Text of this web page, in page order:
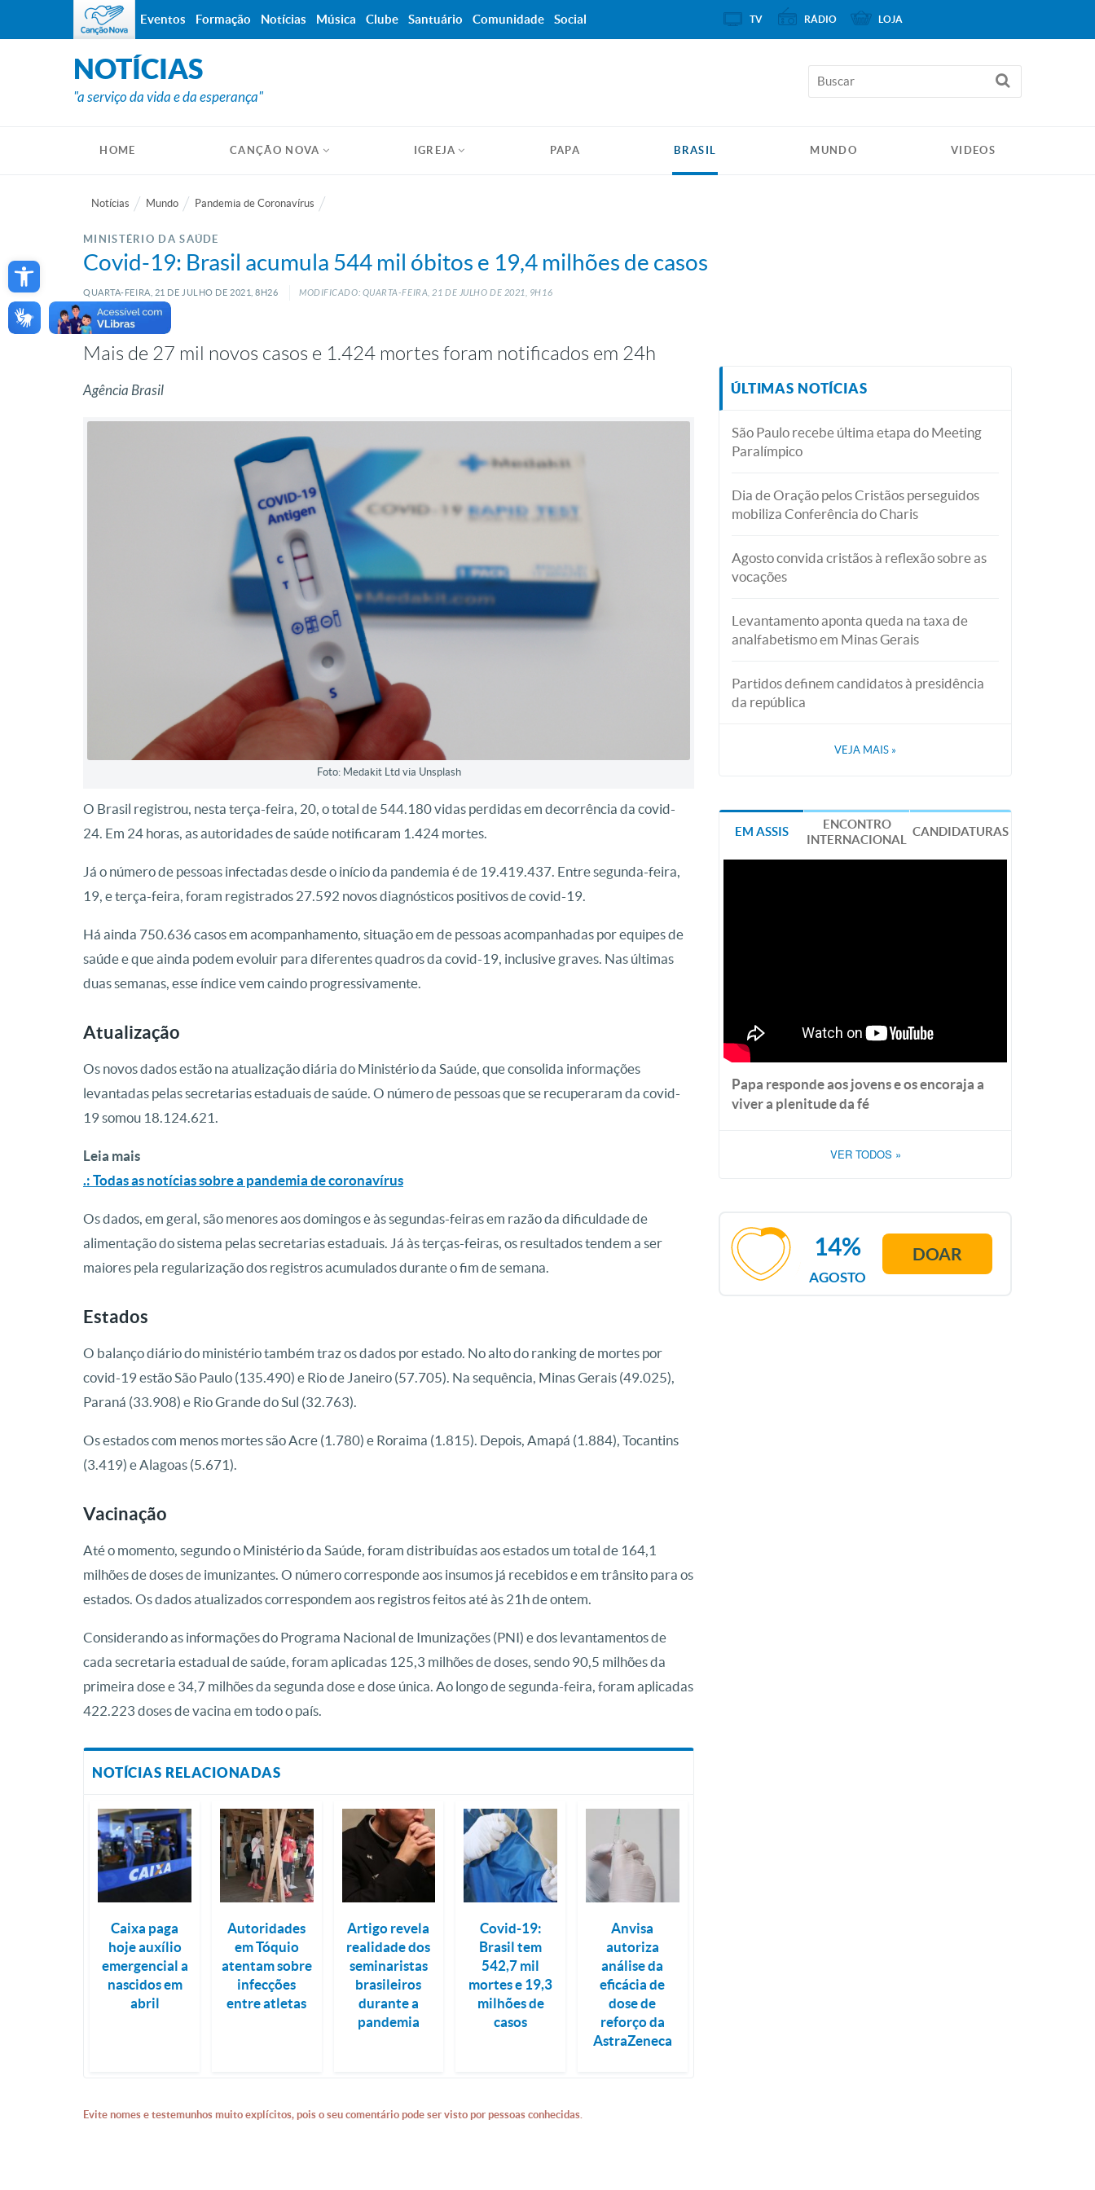
Open toolbar
NOTÍCIAS
"a serviço da vida e da esperança"
HOME CANÇÃO NOVA IGREJA PAPA BRASIL MUNDO VIDEOS
Notícias Mundo Pandemia de Coronavírus
MINISTÉRIO DA SAÚDE
Covid-19: Brasil acumula 544 mil óbitos e 19,4 milhões de casos
QUARTA-FEIRA, 21 DE JULHO DE 2021, 8H26 MODIFICADO: QUARTA-FEIRA, 21 DE JULHO DE 2021, 9H16
Mais de 27 mil novos casos e 1.424 mortes foram notificados em 24h
Agência Brasil
Foto: Medakit Ltd via Unsplash
O Brasil registrou, nesta terça-feira, 20, o total de 544.180 vidas perdidas em decorrência da covid-
24. Em 24 horas, as autoridades de saúde notificaram 1.424 mortes.
Já o número de pessoas infectadas desde o início da pandemia é de 19.419.437. Entre segunda-feira,
19, e terça-feira, foram registrados 27.592 novos diagnósticos positivos de covid-19.
Há ainda 750.636 casos em acompanhamento, situação em de pessoas acompanhadas por equipes de
saúde e que ainda podem evoluir para diferentes quadros da covid-19, inclusive graves. Nas últimas
duas semanas, esse índice vem caindo progressivamente.
Atualização
Os novos dados estão na atualização diária do Ministério da Saúde, que consolida informações
levantadas pelas secretarias estaduais de saúde. O número de pessoas que se recuperaram da covid-
19 somou 18.124.621.
Leia mais
.: Todas as notícias sobre a pandemia de coronavírus
Os dados, em geral, são menores aos domingos e às segundas-feiras em razão da dificuldade de
alimentação do sistema pelas secretarias estaduais. Já às terças-feiras, os resultados tendem a ser
maiores pela regularização dos registros acumulados durante o fim de semana.
Estados
O balanço diário do ministério também traz os dados por estado. No alto do ranking de mortes por
covid-19 estão São Paulo (135.490) e Rio de Janeiro (57.705). Na sequência, Minas Gerais (49.025),
Paraná (33.908) e Rio Grande do Sul (32.763).
Os estados com menos mortes são Acre (1.780) e Roraima (1.815). Depois, Amapá (1.884), Tocantins
(3.419) e Alagoas (5.671).
Vacinação
Até o momento, segundo o Ministério da Saúde, foram distribuídas aos estados um total de 164,1
milhões de doses de imunizantes. O número corresponde aos insumos já recebidos e em trânsito para os
estados. Os dados atualizados correspondem aos registros feitos até às 21h de ontem.
Considerando as informações do Programa Nacional de Imunizações (PNI) e dos levantamentos de
cada secretaria estadual de saúde, foram aplicadas 125,3 milhões de doses, sendo 90,5 milhões da
primeira dose e 34,7 milhões da segunda dose e dose única. Ao longo de segunda-feira, foram aplicadas
422.223 doses de vacina em todo o país.
NOTÍCIAS RELACIONADAS
Caixa paga
hoje auxílio
emergencial a
nascidos em
abril
Autoridades
em Tóquio
atentam sobre
infecções
entre atletas
Artigo revela
realidade dos
seminaristas
brasileiros
durante a
pandemia
Covid-19:
Brasil tem
542,7 mil
mortes e 19,3
milhões de
casos
Anvisa
autoriza
análise da
eficácia de
dose de
reforço da
AstraZeneca
Evite nomes e testemunhos muito explícitos, pois o seu comentário pode ser visto por pessoas conhecidas.
ÚLTIMAS NOTÍCIAS
São Paulo recebe última etapa do Meeting
Paralímpico
Dia de Oração pelos Cristãos perseguidos
mobiliza Conferência do Charis
Agosto convida cristãos à reflexão sobre as
vocações
Levantamento aponta queda na taxa de
analfabetismo em Minas Gerais
Partidos definem candidatos à presidência
da república
VEJA MAIS »
EM ASSIS
ENCONTRO
INTERNACIONAL
CANDIDATURAS
Papa responde aos jovens e os encoraja a
viver a plenitude da fé
VER TODOS »
AGOSTO
14% DOAR
Eventos Formação Notícias Música Clube Santuário Comunidade Social TV RÁDIO LOJA